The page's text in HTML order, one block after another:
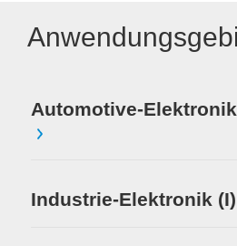
Automotive-
Industrie-Elektronik (I)